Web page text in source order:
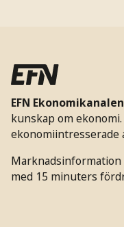
EFN
kunskap om
ekonomiintresserade
med 15 minuters